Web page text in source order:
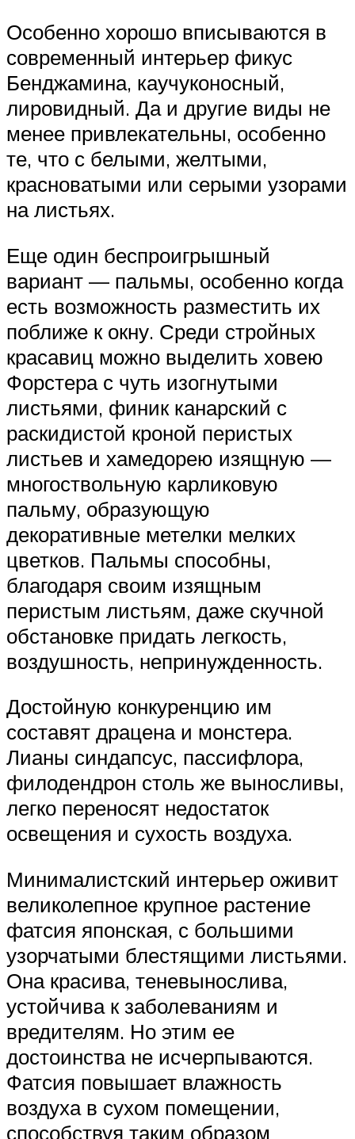
Особенно хорошо вписываются в
современный интерьер фикус
Бенджамина, каучуконосный,
лировидный. Да и другие виды не
менее привлекательны, особенно
те, что с белыми, желтыми,
красноватыми или серыми узорами
на листьях.
Еще один беспроигрышный
вариант — пальмы, особенно когда
есть возможность разместить их
поближе к окну. Среди стройных
красавиц можно выделить ховею
Форстера с чуть изогнутыми
листьями, финик канарский с
раскидистой кроной перистых
листьев и хамедорею изящную —
многоствольную карликовую
пальму, образующую
декоративные метелки мелких
цветков. Пальмы способны,
благодаря своим изящным
перистым листьям, даже скучной
обстановке придать легкость,
воздушность, непринужденность.
Достойную конкуренцию им
составят драцена и монстера.
Лианы синдапсус, пассифлора,
филодендрон столь же выносливы,
легко переносят недостаток
освещения и сухость воздуха.
Минималистский интерьер оживит
великолепное крупное растение
фатсия японская, с большими
узорчатыми блестящими листьями.
Она красива, теневынослива,
устойчива к заболеваниям и
вредителям. Но этим ее
достоинства не исчерпываются.
Фатсия повышает влажность
воздуха в сухом помещении,
способствуя таким образом